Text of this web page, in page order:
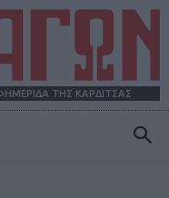
ΤΗΣ ΚΑΡΔΙΤΣΑΣ